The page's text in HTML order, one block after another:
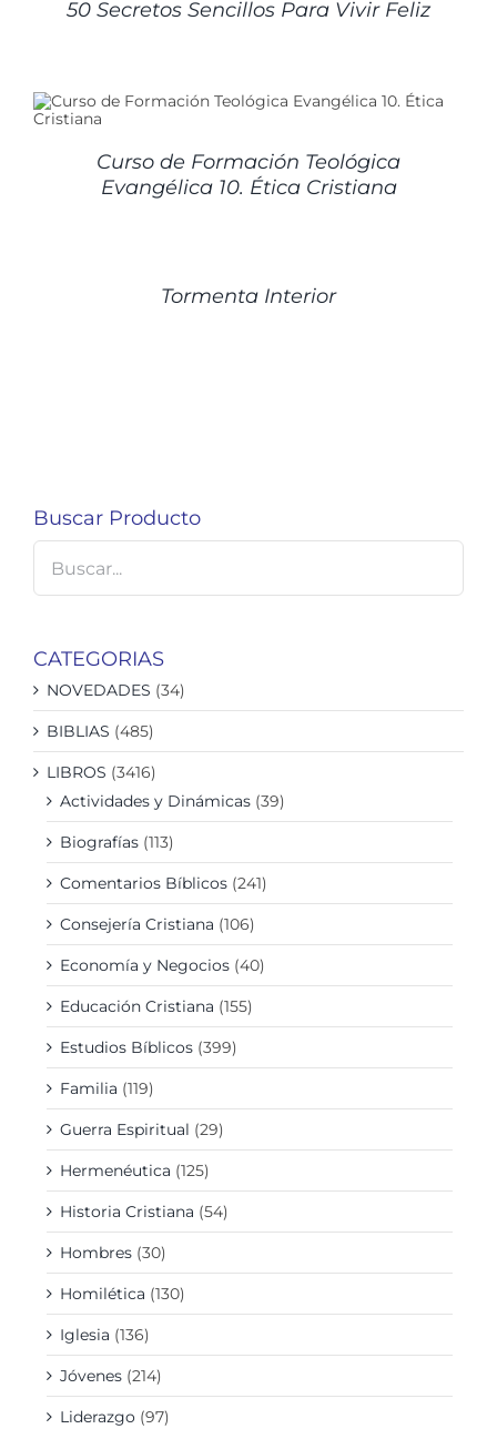
50 Secretos Sencillos Para Vivir Feliz
Curso de Formación Teológica
Evangélica 10. Ética Cristiana
Tormenta Interior
Buscar Producto
CATEGORIAS
NOVEDADES (34)
BIBLIAS (485)
LIBROS (3416)
Actividades y Dinámicas (39)
Biografías (113)
Comentarios Bíblicos (241)
Consejería Cristiana (106)
Economía y Negocios (40)
Educación Cristiana (155)
Estudios Bíblicos (399)
Familia (119)
Guerra Espiritual (29)
Hermenéutica (125)
Historia Cristiana (54)
Hombres (30)
Homilética (130)
Iglesia (136)
Jóvenes (214)
Liderazgo (97)